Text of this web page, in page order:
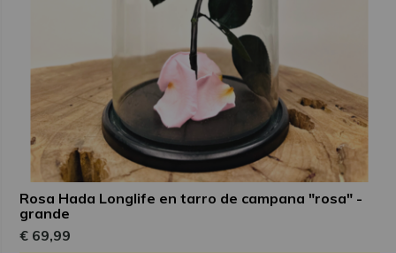
Rosa Hada Longlife en tarro de campana "rosa" -
grande
€ 69,99